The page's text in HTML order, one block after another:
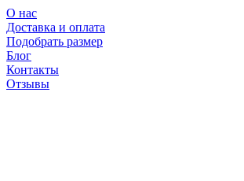
О нас
Доставка и оплата
Подобрать размер
Блог
Контакты
Отзывы